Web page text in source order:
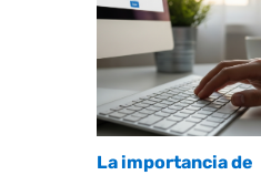
La importancia de